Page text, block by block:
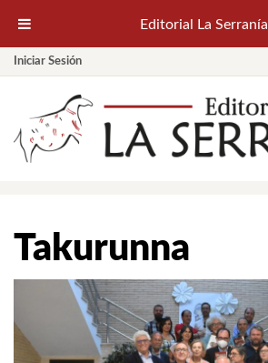
Iniciar Sesión
Takurunna
Editorial La Serranía